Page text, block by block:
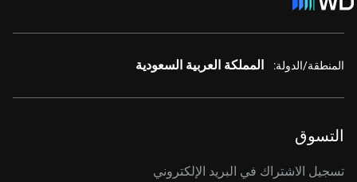
المنطقة/الدولة: المملكة العربية السعودية
التسوق
تسجيل الاشتراك في البريد الإلكتروني